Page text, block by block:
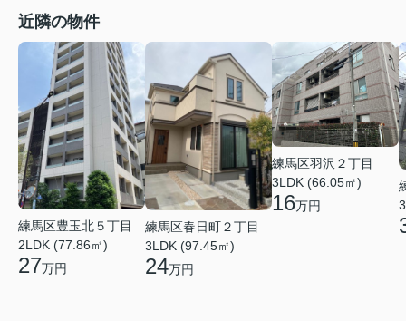
近隣の物件
練馬区豊玉北５丁目
2LDK (77.86㎡)
27万円
練馬区春日町２丁目
3LDK (97.45㎡)
24万円
練馬区羽沢２丁目
3LDK (66.05㎡)
16万円